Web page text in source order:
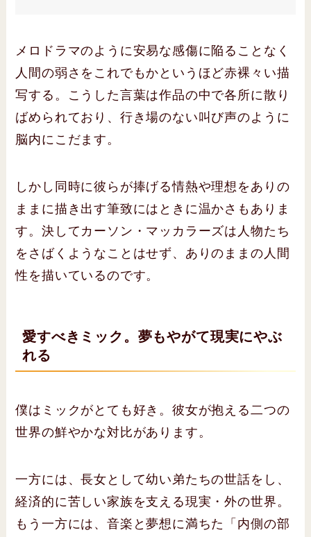
メロドラマのように安易な感傷に陥ることなく
人間の弱さをこれでもかというほど赤裸々い描
写する。こうした言葉は作品の中で各所に散り
ばめられており、行き場のない叫び声のように
脳内にこだます。
しかし同時に彼らが捧げる情熱や理想をありの
ままに描き出す筆致にはときに温かさもありま
す。決してカーソン・マッカラーズは人物たち
をさばくようなことはせず、ありのままの人間
性を描いているのです。
愛すべきミック。夢もやがて現実にやぶ
れる
僕はミックがとても好き。彼女が抱える二つの
世界の鮮やかな対比があります。
一方には、長女として幼い弟たちの世話をし、
経済的に苦しい家族を支える現実・外の世界。
もう一方には、音楽と夢想に満ちた「内側の部